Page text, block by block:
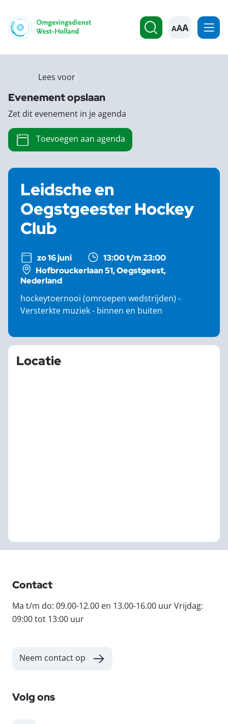
A
Leidsche en
Oegstgeester Hockey
Club
zo 16 juni
13:00 t/m 23:00
Hofbrouckerlaan 51, Oegstgeest,
Nederland
hockeytoernooi (omroepen wedstrijden) -
Versterkte muziek - binnen en buiten
Locatie
Lees voor
Evenement opslaan
Zet dit evenement in je agenda
Toevoegen aan agenda
Contact
Ma t/m do: 09.00-12.00 en 13.00-16.00 uur Vrijdag:
09:00 tot 13:00 uur
Neem contact op
Volg ons